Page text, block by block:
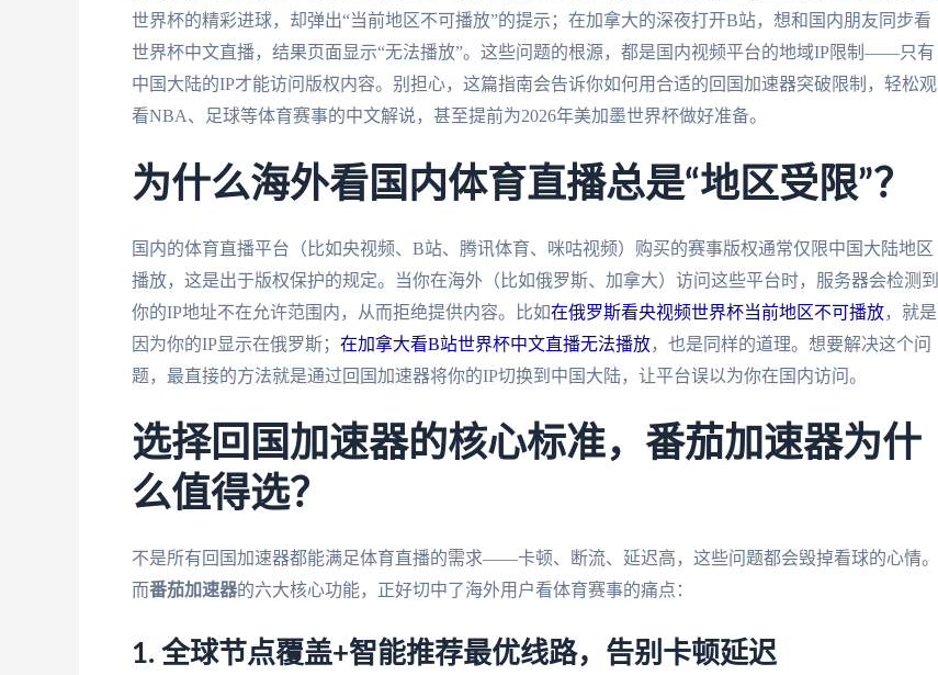
世界杯的精彩进球，却弹出“当前地区不可播放”的提示；在加拿大的深夜打开B站，想和国内朋友同步看
世界杯中文直播，结果页面显示“无法播放”。这些问题的根源，都是国内视频平台的地域IP限制——只有
中国大陆的IP才能访问版权内容。别担心，这篇指南会告诉你如何用合适的回国加速器突破限制，轻松观
看NBA、足球等体育赛事的中文解说，甚至提前为2026年美加墨世界杯做好准备。
为什么海外看国内体育直播总是“地区受限”？
国内的体育直播平台（比如央视频、B站、腾讯体育、咪咕视频）购买的赛事版权通常仅限中国大陆地区
播放，这是出于版权保护的规定。当你在海外（比如俄罗斯、加拿大）访问这些平台时，服务器会检测到
你的IP地址不在允许范围内，从而拒绝提供内容。比如在俄罗斯看央视频世界杯当前地区不可播放，就是
因为你的IP显示在俄罗斯； 在加拿大看B站世界杯中文直播无法播放，也是同样的道理。想要解决这个问
题，最直接的方法就是通过回国加速器将你的IP切换到中国大陆，让平台误以为你在国内访问。
选择回国加速器的核心标准，番茄加速器为什
么值得选？
不是所有回国加速器都能满足体育直播的需求——卡顿、断流、延迟高，这些问题都会毁掉看球的心情。
而番茄加速器的六大核心功能，正好切中了海外用户看体育赛事的痛点：
1. 全球节点覆盖+智能推荐最优线路，告别卡顿延迟